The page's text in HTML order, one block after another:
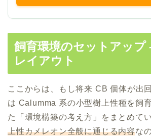
飼育環境のセットアップ
レイアウト
ここからは、もし将来 CB 個体が出
は Calumma 系の小型樹上性種を飼
た「環境構築の考え方」をまとめてい
上性カメレオン全般に通じる内容な